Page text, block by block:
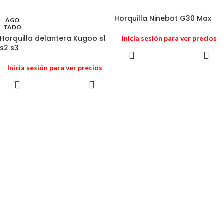
AGO
TADO
Horquilla delantera Kugoo s1
s2 s3
Inicia sesión para ver precios
Horquilla Ninebot G30 Max
Inicia sesión para ver precios